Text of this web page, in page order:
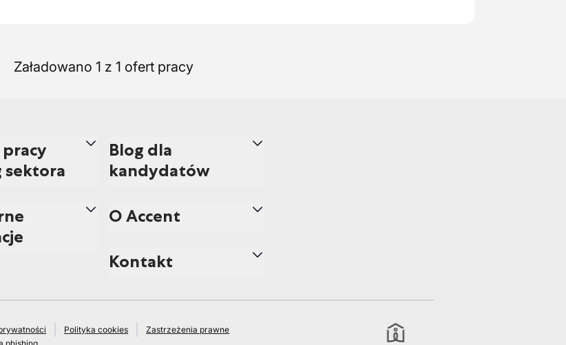
Załadowano 1 z 1 ofert pracy
pracy
sektora
Blog dla
kandydatów
O Accent
Kontakt
Polityka cookies
Zastrzeżenia prawne